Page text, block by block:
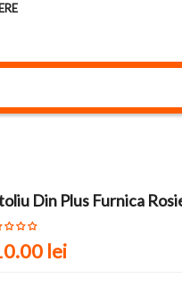
Din Plus Furnica
lei